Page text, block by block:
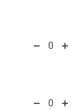
0
0